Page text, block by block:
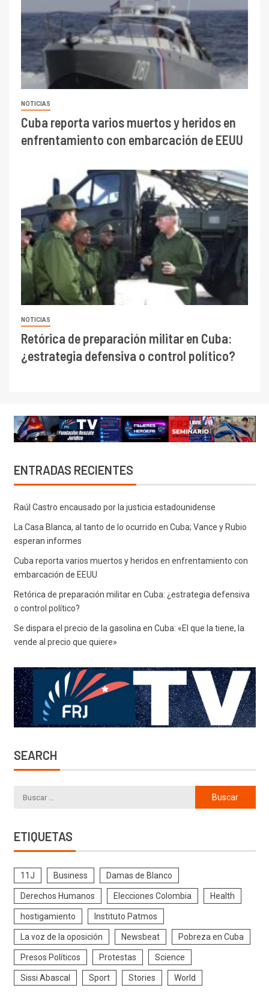
NOTICIAS
Cuba reporta varios muertos y heridos en
enfrentamiento con embarcación de EEUU
NOTICIAS
Retórica de preparación militar en Cuba:
¿estrategia defensiva o control político?
ENTRADAS RECIENTES
Raúl Castro encausado por la justicia estadounidense
La Casa Blanca, al tanto de lo ocurrido en Cuba; Vance y Rubio
esperan informes
Cuba reporta varios muertos y heridos en enfrentamiento con
embarcación de EEUU
Retórica de preparación militar en Cuba: ¿estrategia defensiva
o control político?
Se dispara el precio de la gasolina en Cuba: «El que la tiene, la
vende al precio que quiere»
SEARCH
ETIQUETAS
11J Business Damas de Blanco
Derechos Humanos Elecciones Colombia Health
hostigamiento Instituto Patmos
La voz de la oposición Newsbeat Pobreza en Cuba
Presos Políticos Protestas Science
Sissi Abascal Sport Stories World